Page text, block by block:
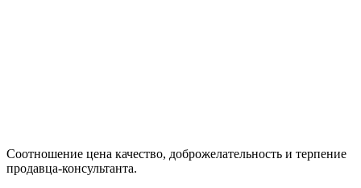
Соотношение цена качество, доброжелательность и терпение
продавца-консультанта.